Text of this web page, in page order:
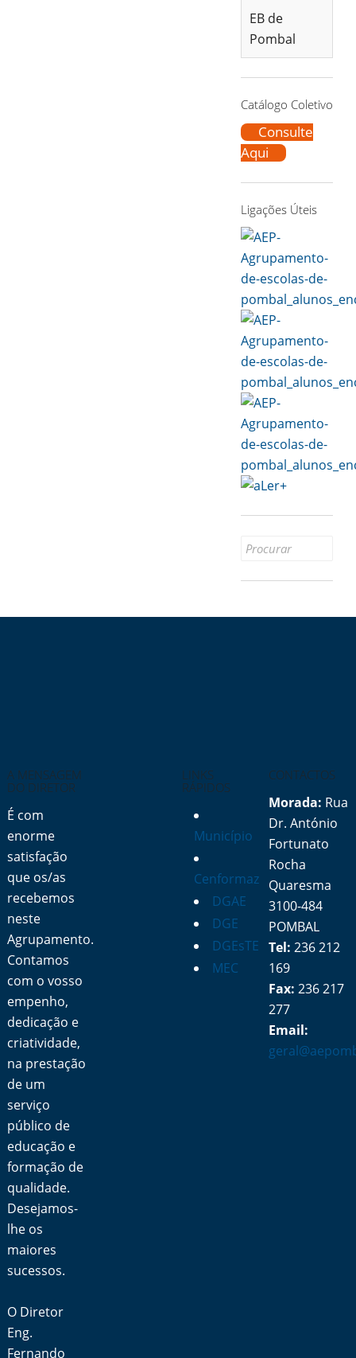
EB de
Pombal
Catálogo Coletivo
Consulte
Aqui
Ligações Úteis
Search
A MENSAGEM
DO DIRETOR
É com
enorme
satisfação
que os/as
recebemos
neste
Agrupamento.
Contamos
com o vosso
empenho,
dedicação e
criatividade,
na prestação
de um
serviço
público de
educação e
formação de
qualidade.
Desejamos-
lhe os
maiores
sucessos.
O Diretor
Eng.
Fernando
LINKS
RÁPIDOS
Município
Cenformaz
DGAE
DGE
DGEsTE
MEC
CONTACTOS
Morada: Rua
Dr. António
Fortunato
Rocha
Quaresma
3100-484
POMBAL
Tel: 236 212
169
Fax: 236 217
277
Email: